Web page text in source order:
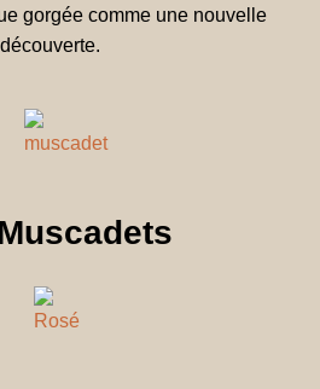
gorgée comme une nouvelle
découverte.